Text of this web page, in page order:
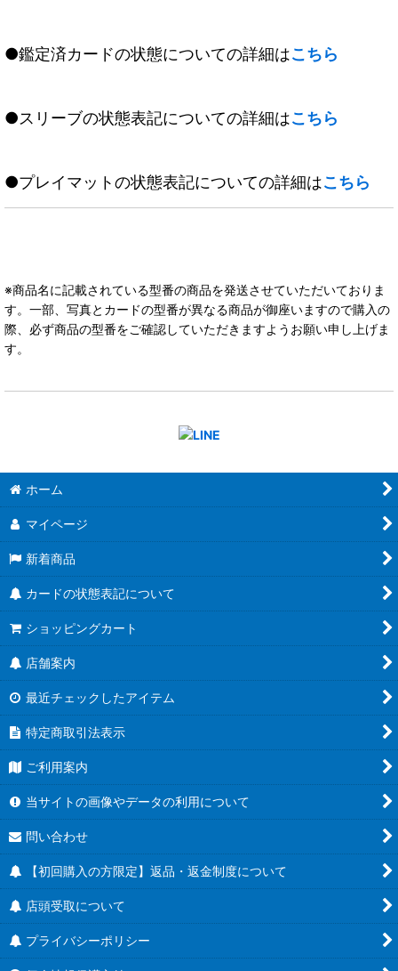
●鑑定済カードの状態についての詳細はこちら
●スリーブの状態表記についての詳細はこちら
●プレイマットの状態表記についての詳細はこちら
※商品名に記載されている型番の商品を発送させていただいておりま
す。一部、写真とカードの型番が異なる商品が御座いますので購入の
際、必ず商品の型番をご確認していただきますようお願い申し上げま
す。
ホーム
マイページ
新着商品
カードの状態表記について
ショッピングカート
店舗案内
最近チェックしたアイテム
特定商取引法表示
ご利用案内
当サイトの画像やデータの利用について
問い合わせ
【初回購入の方限定】返品・返金制度について
店頭受取について
プライバシーポリシー